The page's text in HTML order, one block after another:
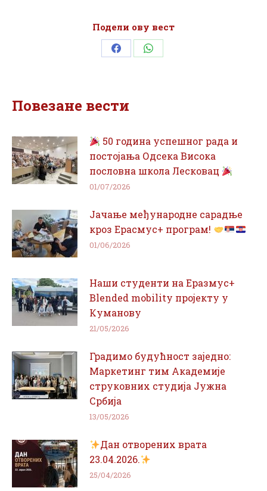
Подели ову вест
Share Share
Повезане вести
50 година успешног рада и
постојања Одсека Висока
пословна школа Лесковац
01/07/2026
Јачање међународне сарадње
кроз Ерасмус+ програм!
01/06/2026
Наши студенти на Еразмус+
Blended mobility пројекту у
Куманову
21/05/2026
Градимо будућност заједно:
Маркетинг тим Академије
струковних студија Јужна
Србија
13/05/2026
Дан отворених врата
23.04.2026.
25/04/2026